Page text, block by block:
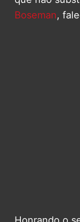
Boseman,